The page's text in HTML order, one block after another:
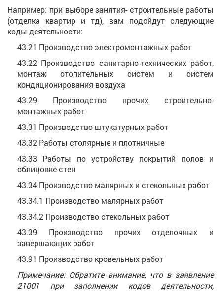
Например: при выборе занятия- строительные работы
(отделка квартир и тд), вам подойдут следующие
коды деятельности:
43.21 Производство электромонтажных работ
43.22 Производство санитарно-технических работ,
монтаж отопительных систем и систем
кондиционирования воздуха
43.29 Производство прочих строительно-
монтажных работ
43.31 Производство штукатурных работ
43.32 Работы столярные и плотничные
43.33 Работы по устройству покрытий полов и
облицовке стен
43.34 Производство малярных и стекольных работ
43.34.1 Производство малярных работ
43.34.2 Производство стекольных работ
43.39 Производство прочих отделочных и
завершающих работ
43.91 Производство кровельных работ
Примечание: Обратите внимание, что в заявление
21001 при заполнении кодов деятельности,